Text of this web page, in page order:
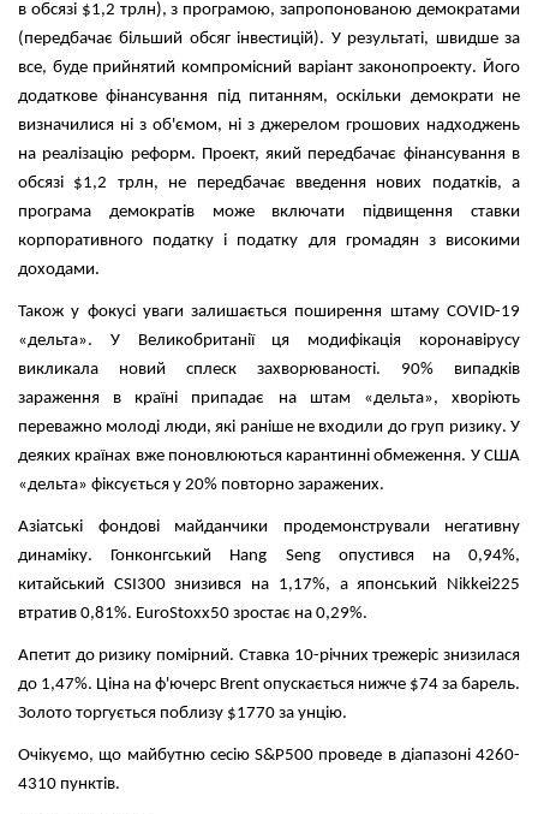
в обсязі $1,2 трлн), з програмою, запропонованою демократами
(передбачає більший обсяг інвестицій). У результаті, швидше за
все, буде прийнятий компромісний варіант законопроекту. Його
додаткове фінансування під питанням, оскільки демократи не
визначилися ні з об'ємом, ні з джерелом грошових надходжень
на реалізацію реформ. Проект, який передбачає фінансування в
обсязі $1,2 трлн, не передбачає введення нових податків, а
програма демократів може включати підвищення ставки
корпоративного податку і податку для громадян з високими
доходами.
Також у фокусі уваги залишається поширення штаму COVID-19
«дельта». У Великобританії ця модифікація коронавірусу
викликала новий сплеск захворюваності. 90% випадків
зараження в країні припадає на штам «дельта», хворіють
переважно молоді люди, які раніше не входили до груп ризику. У
деяких країнах вже поновлюються карантинні обмеження. У США
«дельта» фіксується у 20% повторно заражених.
Азіатські фондові майданчики продемонстрували негативну
динаміку. Гонконгський Hang Seng опустився на 0,94%,
китайський CSI300 знизився на 1,17%, а японський Nikkei225
втратив 0,81%. EuroStoxx50 зростає на 0,29%.
Апетит до ризику помірний. Ставка 10-річних трежеріс знизилася
до 1,47%. Ціна на ф'ючерс Brent опускається нижче $74 за барель.
Золото торгується поблизу $1770 за унцію.
Очікуємо, що майбутню сесію S&P500 проведе в діапазоні 4260-
4310 пунктів.